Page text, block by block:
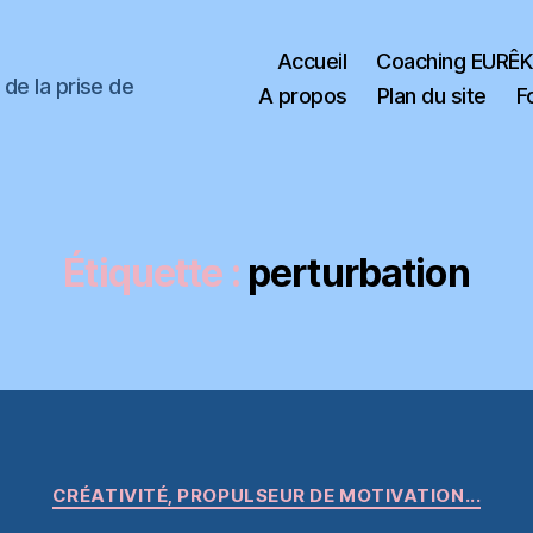
la prise de
Accueil Coaching
A propos
Plan du site
Étiquette : perturbation
Catégories
CRÉATIVITÉ, PROPULSEUR DE MOTIVATION...